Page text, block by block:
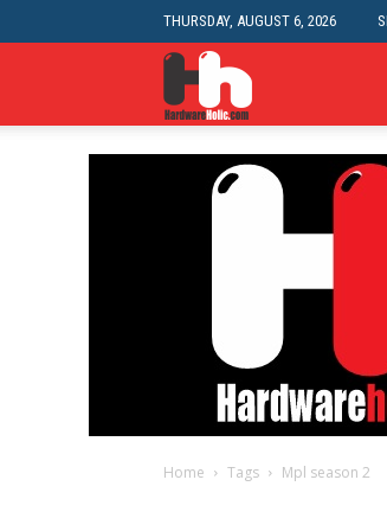
THURSDAY, AUGUST 6, 2026
Home Tags Mpl season 2